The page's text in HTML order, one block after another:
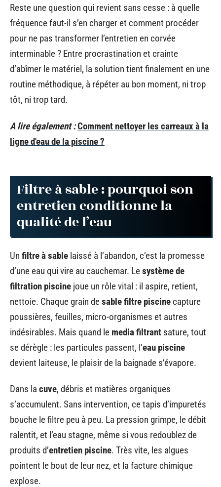
Reste une question qui revient sans cesse : à quelle
fréquence faut-il s’en charger et comment procéder
pour ne pas transformer l’entretien en corvée
interminable ? Entre procrastination et crainte
d’abîmer le matériel, la solution tient finalement en une
routine méthodique, à répéter au bon moment, ni trop
tôt, ni trop tard.
A lire également :Comment nettoyer les carreaux à la
ligne d'eau de la piscine ?
Filtre à sable : pourquoi son
entretien conditionne la
qualité de l’eau
Un filtre à sable laissé à l’abandon, c’est la promesse
d’une eau qui vire au cauchemar. Lesystème de
filtration piscine joue un rôle vital : il aspire, retient,
nettoie. Chaque grain desable filtre piscine capture
poussières, feuilles, micro-organismes et autres
indésirables. Mais quand le media filtrant sature, tout
se dérègle : les particules passent, l’eau piscine
devient laiteuse, le plaisir de la baignade s’évapore.
Dans la cuve, débris et matières organiques
s’accumulent. Sans intervention, ce tapis d’impuretés
bouche le filtre peu à peu. La pression grimpe, le débit
ralentit, et l’eau stagne, même si vous redoublez de
produits d’entretien piscine. Très vite, les algues
pointent le bout de leur nez, et la facture chimique
explose.